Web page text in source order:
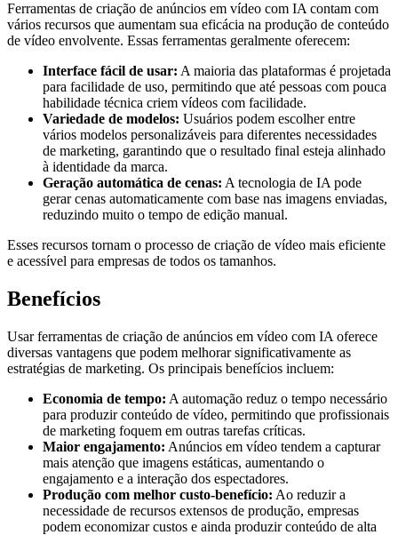
Ferramentas de criação de anúncios em vídeo com IA contam com
vários recursos que aumentam sua eficácia na produção de conteúdo
de vídeo envolvente. Essas ferramentas geralmente oferecem:
Interface fácil de usar: A maioria das plataformas é projetada
para facilidade de uso, permitindo que até pessoas com pouca
habilidade técnica criem vídeos com facilidade.
Variedade de modelos: Usuários podem escolher entre
vários modelos personalizáveis para diferentes necessidades
de marketing, garantindo que o resultado final esteja alinhado
à identidade da marca.
Geração automática de cenas: A tecnologia de IA pode
gerar cenas automaticamente com base nas imagens enviadas,
reduzindo muito o tempo de edição manual.
Esses recursos tornam o processo de criação de vídeo mais eficiente
e acessível para empresas de todos os tamanhos.
Benefícios
Usar ferramentas de criação de anúncios em vídeo com IA oferece
diversas vantagens que podem melhorar significativamente as
estratégias de marketing. Os principais benefícios incluem:
Economia de tempo: A automação reduz o tempo necessário
para produzir conteúdo de vídeo, permitindo que profissionais
de marketing foquem em outras tarefas críticas.
Maior engajamento: Anúncios em vídeo tendem a capturar
mais atenção que imagens estáticas, aumentando o
engajamento e a interação dos espectadores.
Produção com melhor custo-benefício: Ao reduzir a
necessidade de recursos extensos de produção, empresas
podem economizar custos e ainda produzir conteúdo de alta